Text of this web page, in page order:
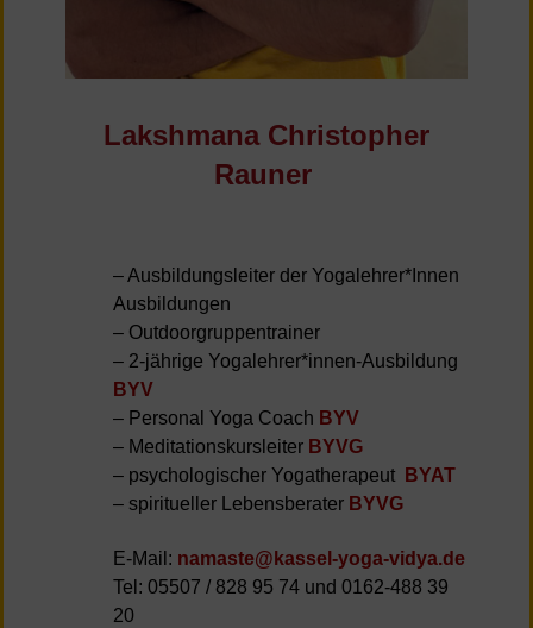
Lakshmana Christopher
Rauner
– Ausbildungsleiter der Yogalehrer*Innen
Ausbildungen
– Outdoorgruppentrainer
– 2-jährige Yogalehrer*innen-Ausbildung
BYV
– Personal Yoga Coach BYV
– Meditationskursleiter BYVG
– psychologischer Yogatherapeut
BYAT
– spiritueller Lebensberater BYVG
E-Mail: namaste@kassel-yoga-vidya.de
Tel: 05507 / 828 95 74 und 0162-488 39
20